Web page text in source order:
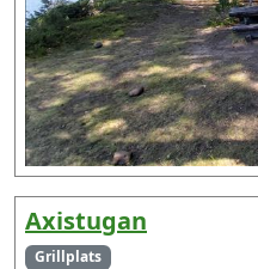
Axistugan
Grillplats